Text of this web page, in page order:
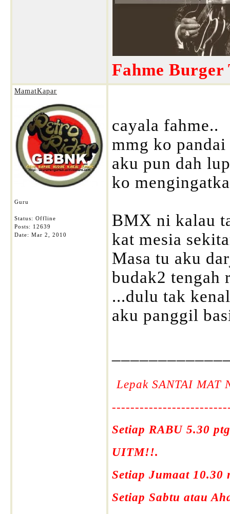
Fahme
MamatKapar
Guru
Status: Offline
Posts: 12639
Date: Mar 2, 2010
cayala fahme..
mmg ko
aku pun dah
ko
BMX ni kalau
kat mesia
Masa tu aku
budak2 tengah
...dulu tak
aku panggil
Lepak SANTAI MAT
Setiap RABU 5.30
UITM!!.
Setiap Jumaat 10.30
Setiap Sabtu atau